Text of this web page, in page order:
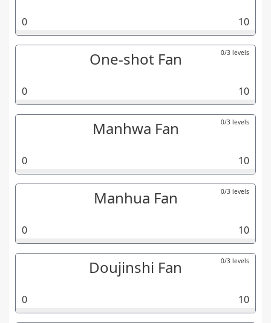
0 10
One-shot Fan 0/3 levels
0 10
Manhwa Fan 0/3 levels
0 10
Manhua Fan 0/3 levels
0 10
Doujinshi Fan 0/3 levels
0 10